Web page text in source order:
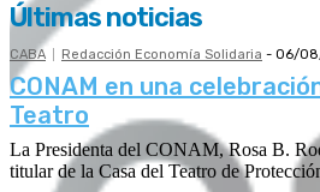
Últimas noticias
CABA Redacción Economía Solidaria - 06/
CONAM en una
Teatro
La Presidenta del CONAM, Rosa B.
titular de la Casa del Teatro de